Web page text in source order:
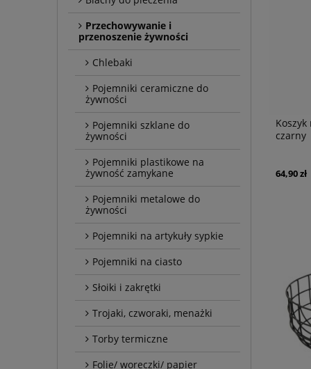
Przechowywanie i
przenoszenie żywności
Chlebaki
Pojemniki ceramiczne do
żywności
Pojemniki szklane do
żywności
Pojemniki plastikowe na
żywność zamykane
Pojemniki metalowe do
żywności
Pojemniki na artykuły sypkie
Pojemniki na ciasto
Słoiki i zakrętki
Trojaki, czworaki, menażki
Torby termiczne
Folie/ woreczki/ papier
czarny
64,90 zł